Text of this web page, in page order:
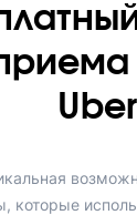
Uber
которые